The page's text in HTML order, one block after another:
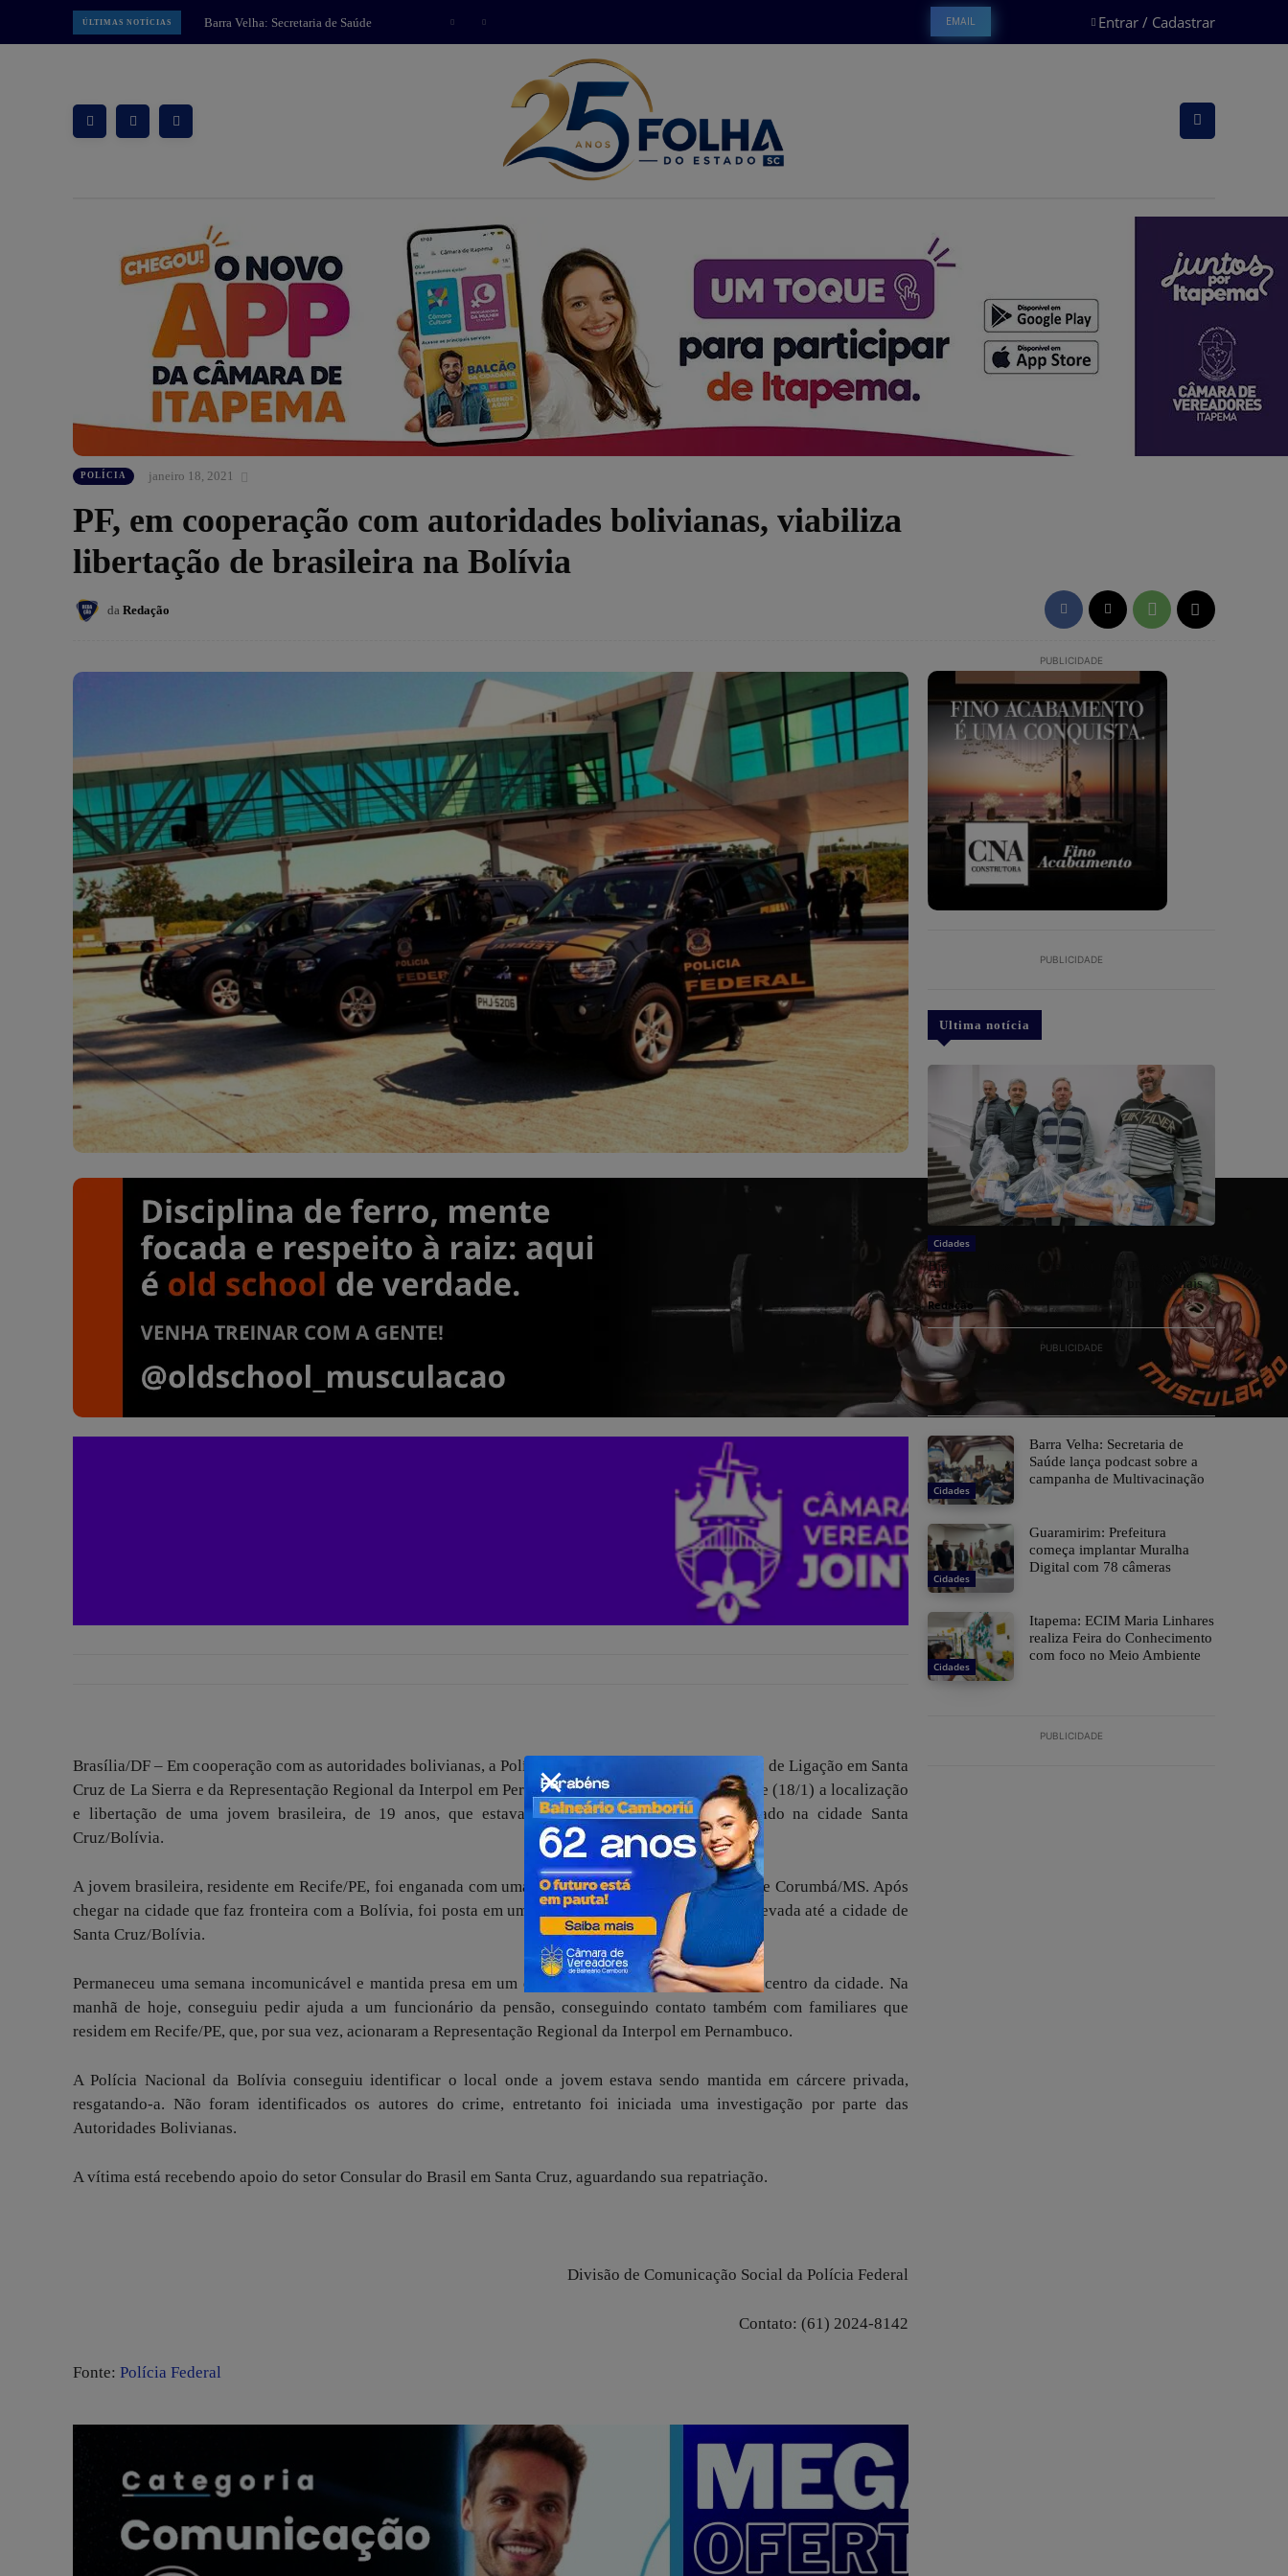
ÚLTIMAS NOTÍCIAS
Guaramirim: Prefeitura começa
implantar Muralha Digital com 78
EMAIL Entrar / Cadastrar
POLÍCIA janeiro 18, 2021
PF, em cooperação com autoridades bolivianas, viabiliza
libertação de brasileira na Bolívia
da Redação
Brasília/DF – Em cooperação com as autoridades bolivianas, a Polícia Federal, por meio do Oficialato de Ligação em Santa
Cruz de La Sierra e da Representação Regional da Interpol em Pernambuco, conseguiu viabilizar hoje (18/1) a localização
e libertação de uma jovem brasileira, de 19 anos, que estava sendo mantida em cárcere privado na cidade Santa
Cruz/Bolívia.
A jovem brasileira, residente em Recife/PE, foi enganada com uma proposta de emprego na cidade de Corumbá/MS. Após
chegar na cidade que faz fronteira com a Bolívia, foi posta em um veículo, contra a sua vontade, e levada até a cidade de
Santa Cruz/Bolívia.
Permaneceu uma semana incomunicável e mantida presa em um quarto de uma pensão próxima ao centro da cidade. Na
manhã de hoje, conseguiu pedir ajuda a um funcionário da pensão, conseguindo contato também com familiares que
residem em Recife/PE, que, por sua vez, acionaram a Representação Regional da Interpol em Pernambuco.
A Polícia Nacional da Bolívia conseguiu identificar o local onde a jovem estava sendo mantida em cárcere privada,
resgatando-a. Não foram identificados os autores do crime, entretanto foi iniciada uma investigação por parte das
Autoridades Bolivianas.
A vítima está recebendo apoio do setor Consular do Brasil em Santa Cruz, aguardando sua repatriação.
Divisão de Comunicação Social da Polícia Federal
Contato: (61) 2024-8142
Fonte: Polícia Federal
PUBLICIDADE
PUBLICIDADE
Ultima notícia
Cidades
Biguaçu: Programa de Auxílio ao Pescador
Artesanal beneficia cerca de 100 profissionais
Redação
PUBLICIDADE
Cidades
Barra Velha: Secretaria de
Saúde lança podcast sobre a
campanha de Multivacinação
Cidades
Guaramirim: Prefeitura
começa implantar Muralha
Digital com 78 câmeras
Cidades
Itapema: ECIM Maria Linhares
realiza Feira do Conhecimento
com foco no Meio Ambiente
PUBLICIDADE